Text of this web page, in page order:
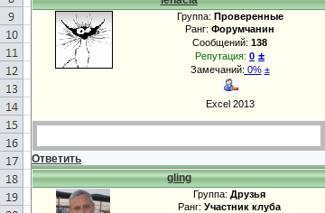
Группа: Проверенные
Ранг: Форумчанин
Сообщений: 138
Репутация: 0 ±
Замечаний: 0% ±
Excel 2013
Ответить
gling
Группа: Друзья
Ранг: Участник клуба